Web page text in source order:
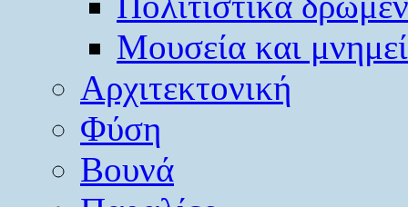
Μουσεία και
Αρχιτεκτονική
Φύση
Βουνά